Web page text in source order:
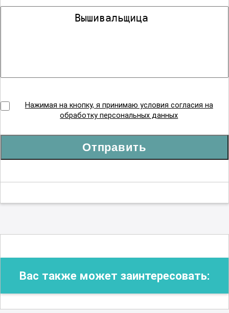
Нажимая на кнопку, я принимаю условия согласия на
обработку персональных данных
Отправить
Вас также может заинтересовать: